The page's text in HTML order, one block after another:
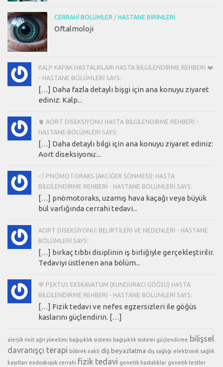
CERRAHI BÖLÜMLER / HASTANE BIRIMLERI
Oftalmoloji
KALP KAPAK HASTALIKLARI HASTA BILGILENDIRME REHBERI ❤️
- HASTANE BÖLÜMLERI SAYS:
[…] Daha fazla detaylı bişgi için ana konuyu ziyaret
ediniz: Kalp...
🫀 AORT DISEKSIYONU HASTA BILGILENDIRME REHBERI -
HASTANE BÖLÜMLERI SAYS:
[…] Daha detaylı bilgi için ana konuyu ziyaret ediniz:
Aort diseksiyonu:...
💨 PNÖMOTORAKS (AKCIĞER SÖNMESI): HASTA
BILGILENDIRME REHBERI - HASTANE BÖLÜMLERI SAYS:
[…] pnömotoraks, uzamış hava kaçağı veya büyük
bül varlığında cerrahi tedavi...
AORT DISEKSIYONU: BELIRTILERI VE NEDENLERI - HASTANE
BÖLÜMLERI SAYS:
[…] birkaç tıbbi disiplinin iş birliğiyle gerçekleştirilir.
Tedaviyi üstlenen ana bölüm...
💙 PEKTUS EKSKAVATUM (KUNDURACI GÖĞSÜ) HASTA
BILGILENDIRME REHBERI - HASTANE BÖLÜMLERI SAYS:
[…] Fizik tedavi ve nefes egzersizleri ile göğüs
kaslarını güçlendirin. […]
alerjik rinit ağrı yönetimi bağışıklık sistemi bağışıklık sistemi güçlendirme bilişsel
davranışçı terapi böbrek nakli diş beyazlatma diş sağlığı elektronik sağlık
kayıtları endoskopik cerrahi fizik tedavi genetik hastalıklar genetik testler